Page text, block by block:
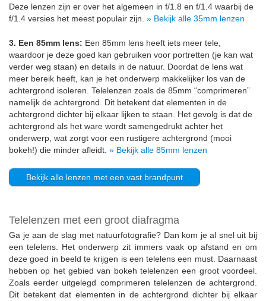
Deze lenzen zijn er over het algemeen in f/1.8 en f/1.4 waarbij de
f/1.4 versies het meest populair zijn. » Bekijk alle 35mm lenzen
3. Een 85mm lens: Een 85mm lens heeft iets meer tele,
waardoor je deze goed kan gebruiken voor portretten (je kan wat
verder weg staan) en details in de natuur. Doordat de lens wat
meer bereik heeft, kan je het onderwerp makkelijker los van de
achtergrond isoleren. Telelenzen zoals de 85mm “comprimeren”
namelijk de achtergrond. Dit betekent dat elementen in de
achtergrond dichter bij elkaar lijken te staan. Het gevolg is dat de
achtergrond als het ware wordt samengedrukt achter het
onderwerp, wat zorgt voor een rustigere achtergrond (mooi
bokeh!) die minder afleidt. » Bekijk alle 85mm lenzen
Bekijk alle lenzen met een vast brandpunt
Telelenzen met een groot diafragma
Ga je aan de slag met natuurfotografie? Dan kom je al snel uit bij
een telelens. Het onderwerp zit immers vaak op afstand en om
deze goed in beeld te krijgen is een telelens een must. Daarnaast
hebben op het gebied van bokeh telelenzen een groot voordeel.
Zoals eerder uitgelegd comprimeren telelenzen de achtergrond.
Dit betekent dat elementen in de achtergrond dichter bij elkaar